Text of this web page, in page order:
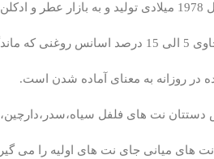
دارد.
در روزانه به معنای آماده شدن است.
دستتان نت های فلفل
های میانی جای نت های اولیه را می